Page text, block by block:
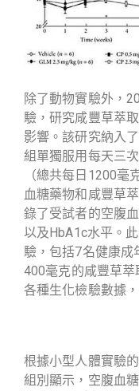
除了動物實驗外，
驗，研究咸豐草萃
影響。該研究納入
組單獨服用每天三
（總共每日1200毫
血糖藥物和咸豐草
錄了受試者的空腹
以及HbA1c水平。
驗，包括7名健康成
400毫克的咸豐草萃
各種生化檢驗數據
根據小型人體實驗
組別顯示，空腹血